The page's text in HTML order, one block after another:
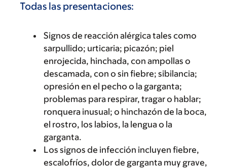
Todas las presentaciones:
Signos de reacción alérgica tales como
sarpullido; urticaria; picazón; piel
enrojecida, hinchada, con ampollas o
descamada, con o sin fiebre; sibilancia;
opresión en el pecho o la garganta;
problemas para respirar, tragar o hablar;
ronquera inusual; o hinchazón de la boca,
el rostro, los labios, la lengua o la
garganta.
Los signos de infección incluyen fiebre,
escalofríos, dolor de garganta muy grave,